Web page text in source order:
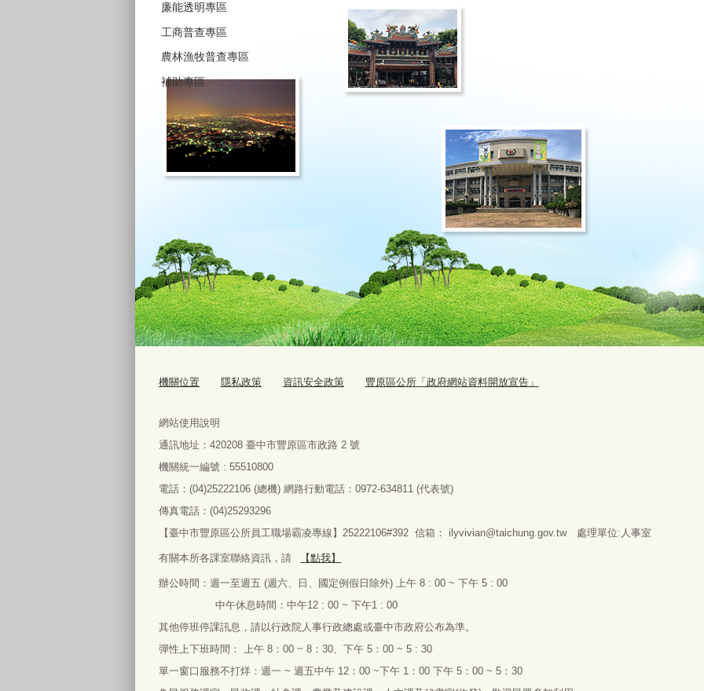
廉能透明專區
工商普查專區
農林漁牧普查專區
補助專區
機關位置 隱私政策 資訊安全政策 豐原區公所「政府網站資料開放宣告」
網站使用說明
通訊地址： 420208 臺中市豐原區市政路 2 號
機關統一編號 : 55510800
電話： (04)25222106 (總機) 網路行動電話： 0972-634811 (代表號)
傳真電話： (04)25293296
【臺中市豐原區公所員工職場霸凌專線】25222106#392 信箱： ilyvivian@taichung.gov.tw處理單位:人事室
有關本所各課室聯絡資訊，請 【點我】
辦公時間： 週一至週五 (週六、日、國定例假日除外) 上午 8 : 00 ~ 下午 5 : 00
中午休息時間：中午12 : 00 ~ 下午1 : 00
其他停班停課訊息，請以行政院人事行政總處或臺中市政府公布為準。
彈性上下班時間： 上午 8 ： 00 ~ 8 ： 30 、下午 5 ： 00 ~ 5 : 30
單一窗口服務不打烊：週一 ~ 週五中午 12 ： 00 ~下午 1 ： 00 下午 5 ： 00 ~ 5 ： 30